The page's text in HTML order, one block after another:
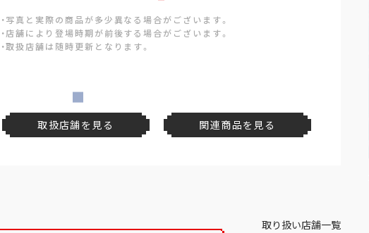
・写真と実際の商品が多少異なる場合がございます。
・店舗により登場時期が前後する場合がございます。
・取扱店舗は随時更新となります。
取扱店舗を見る 関連商品を見る
取り扱い店舗一覧